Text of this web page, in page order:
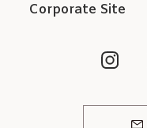
Corporate Site